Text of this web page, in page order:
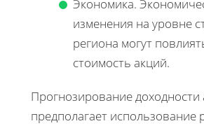
Экономика.
изменения на уровне
региона могут
стоимость акций.
Прогнозирование доходности
предполагает использование